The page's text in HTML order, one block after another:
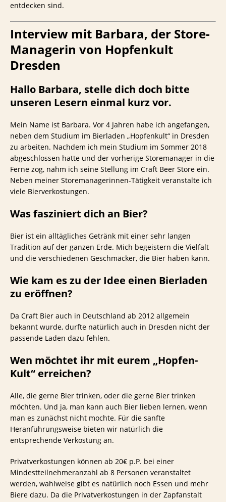
entdecken sind.
Interview mit Barbara, der Store-
Managerin von Hopfenkult
Dresden
Hallo Barbara, stelle dich doch bitte
unseren Lesern einmal kurz vor.
Mein Name ist Barbara. Vor 4 Jahren habe ich angefangen,
neben dem Studium im Bierladen „Hopfenkult“ in Dresden
zu arbeiten. Nachdem ich mein Studium im Sommer 2018
abgeschlossen hatte und der vorherige Storemanager in die
Ferne zog, nahm ich seine Stellung im Craft Beer Store ein.
Neben meiner Storemanagerinnen-Tätigkeit veranstalte ich
viele Bierverkostungen.
Was fasziniert dich an Bier?
Bier ist ein alltägliches Getränk mit einer sehr langen
Tradition auf der ganzen Erde. Mich begeistern die Vielfalt
und die verschiedenen Geschmäcker, die Bier haben kann.
Wie kam es zu der Idee einen Bierladen
zu eröffnen?
Da Craft Bier auch in Deutschland ab 2012 allgemein
bekannt wurde, durfte natürlich auch in Dresden nicht der
passende Laden dazu fehlen.
Wen möchtet ihr mit eurem „Hopfen-
Kult“ erreichen?
Alle, die gerne Bier trinken, oder die gerne Bier trinken
möchten. Und ja, man kann auch Bier lieben lernen, wenn
man es zunächst nicht mochte. Für die sanfte
Heranführungsweise bieten wir natürlich die
entsprechende Verkostung an.
Privatverkostungen können ab 20€ p.P. bei einer
Mindestteilnehmeranzahl ab 8 Personen veranstaltet
werden, wahlweise gibt es natürlich noch Essen und mehr
Biere dazu. Da die Privatverkostungen in der Zapfanstalt